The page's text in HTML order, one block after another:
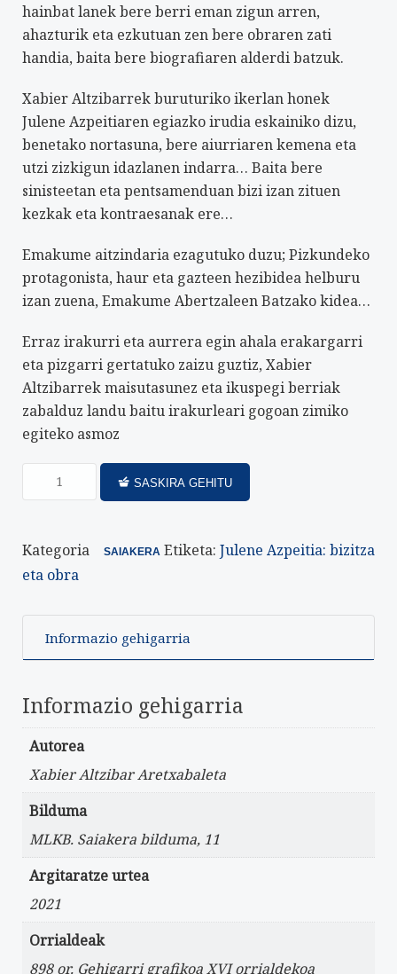
hainbat lanek bere berri eman zigun arren,
ahazturik eta ezkutuan zen bere obraren zati
handia, baita bere biografiaren alderdi batzuk.
Xabier Altzibarrek buruturiko ikerlan honek
Julene Azpeitiaren egiazko irudia eskainiko dizu,
benetako nortasuna, bere aiurriaren kemena eta
utzi zizkigun idazlanen indarra… Baita bere
sinisteetan eta pentsamenduan bizi izan zituen
kezkak eta kontraesanak ere…
Emakume aitzindaria ezagutuko duzu; Pizkundeko
protagonista, haur eta gazteen hezibidea helburu
izan zuena, Emakume Abertzaleen Batzako kidea…
Erraz irakurri eta aurrera egin ahala erakargarri
eta pizgarri gertatuko zaizu guztiz, Xabier
Altzibarrek maisutasunez eta ikuspegi berriak
zabalduz landu baitu irakurleari gogoan zimiko
egiteko asmoz
SASKIRA GEHITU
Kategoria SAIAKERA Etiketa: Julene Azpeitia: bizitza
eta obra
Informazio gehigarria
Informazio gehigarria
Autorea
Xabier Altzibar Aretxabaleta
Bilduma
MLKB. Saiakera bilduma, 11
Argitaratze urtea
2021
Orrialdeak
898 or. Gehigarri grafikoa XVI orrialdekoa